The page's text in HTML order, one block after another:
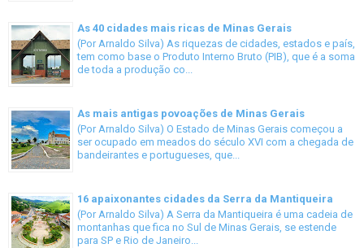
As 40 cidades mais ricas de Minas Gerais
(Por Arnaldo Silva) As riquezas de cidades, estados e país,
tem como base o Produto Interno Bruto (PIB), que é a soma
de toda a produção co...
As mais antigas povoações de Minas Gerais
(Por Arnaldo Silva) O Estado de Minas Gerais começou a
ser ocupado em meados do século XVI com a chegada de
bandeirantes e portugueses, que...
16 apaixonantes cidades da Serra da Mantiqueira
(Por Arnaldo Silva) A Serra da Mantiqueira é uma cadeia de
montanhas que fica no Sul de Minas Gerais, se estende
para SP e Rio de Janeiro...